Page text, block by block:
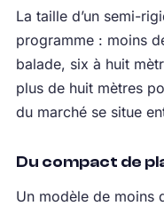
La taille d’un semi-
programme : moins
balade, six à huit
plus de huit mètres
du marché se situe
Du compact de
Un modèle de moins